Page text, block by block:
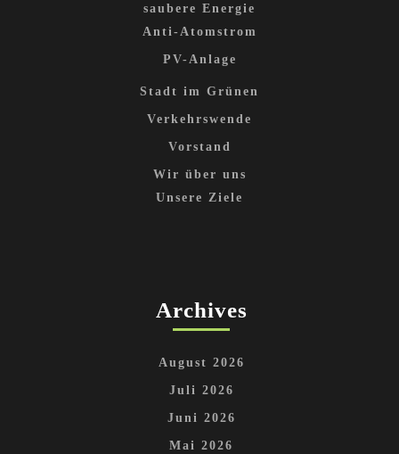
saubere Energie
Anti-Atomstrom
PV-Anlage
Stadt im Grünen
Verkehrswende
Vorstand
Wir über uns
Unsere Ziele
Archives
August 2026
Juli 2026
Juni 2026
Mai 2026